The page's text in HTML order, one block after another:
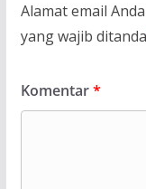
Alamat email
yang wajib
Komentar*